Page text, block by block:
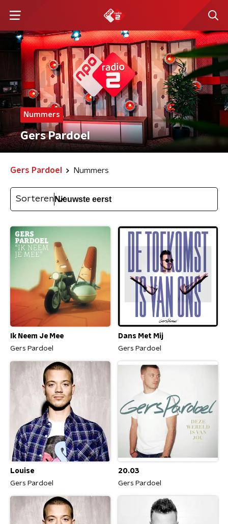
Nummers
Gers Pardoel
Gers Pardoel Nummers
Sorteren
Ik Neem Je Mee
Gers Pardoel
Dans Met Mij
Gers Pardoel
Louise
Gers Pardoel
20.03
Gers Pardoel